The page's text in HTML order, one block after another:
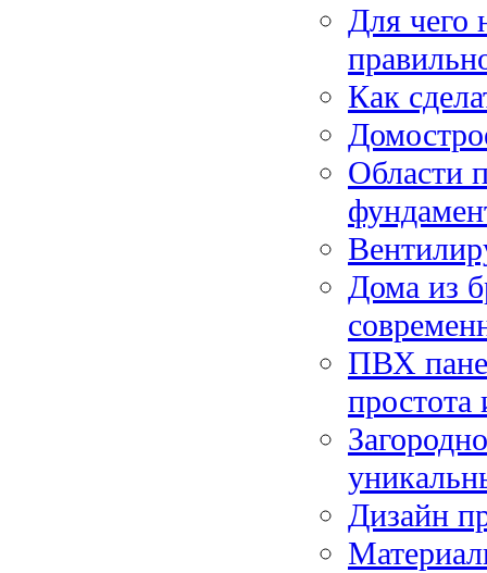
Для чего
Как
Области
Дома из
ПВХ
простота
Дизайн